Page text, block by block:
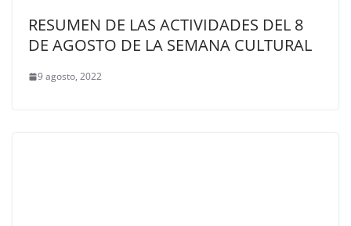
RESUMEN DE LAS ACTIVIDADES DEL 8
DE AGOSTO DE LA SEMANA CULTURAL
9 agosto, 2022